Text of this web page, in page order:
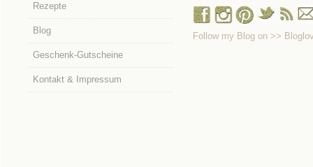
Rezepte
Blog
Geschenk-Gutscheine
Kontakt & Impressum
Follow my Blog on >>